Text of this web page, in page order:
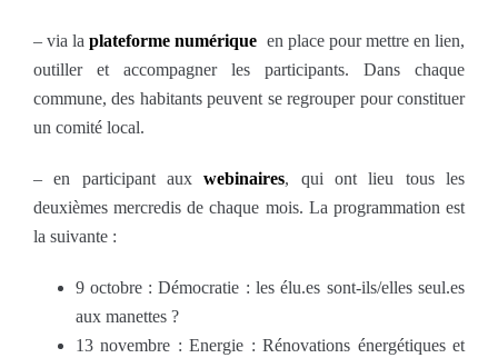
– via la plateforme numérique en place pour mettre en lien,
outiller et accompagner les participants. Dans chaque
commune, des habitants peuvent se regrouper pour constituer
un comité local.
– en participant aux webinaires, qui ont lieu tous les
deuxièmes mercredis de chaque mois. La programmation est
la suivante :
9 octobre : Démocratie : les élu.es sont-ils/elles seul.es
aux manettes ?
13 novembre : Energie : Rénovations énergétiques et